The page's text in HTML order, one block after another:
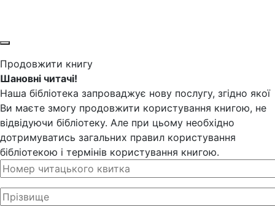
Продовжити книгу
Шановні читачі!
Наша бібліотека запроваджує нову послугу, згідно якої
Ви маєте змогу продовжити користування книгою, не
відвідуючи бібліотеку. Але при цьому необхідно
дотримуватись загальних правил користування
бібліотекою і термінів користування книгою.